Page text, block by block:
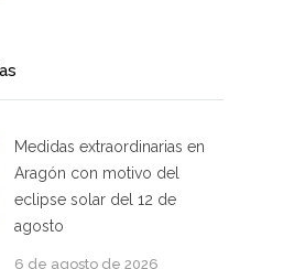
Medidas extraordinarias en
Aragón con motivo del
eclipse solar del 12 de
agosto
6 de agosto de 2026